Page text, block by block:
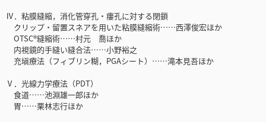
Ⅳ．粘膜縫縮，消化管穿孔・瘻孔に対する閉鎖
クリップ・留置スネアを用いた粘膜縫縮術……西澤俊宏ほか
OTSC®縫縮術……村元 喬ほか
内視鏡的手縫い縫合法……小野裕之
充塡療法（フィブリン糊，PGAシート）……滝本見吾ほか
Ⅴ．光線力学療法（PDT）
食道……池淵雄一郎ほか
胃……栗林志行ほか